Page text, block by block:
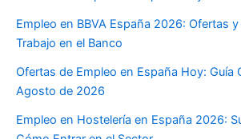
Empleo en BBVA España 2026: Ofertas
Trabajo en el Banco
Ofertas de Empleo en España Hoy: Guía
Agosto de 2026
Empleo en Hostelería en España 2026: